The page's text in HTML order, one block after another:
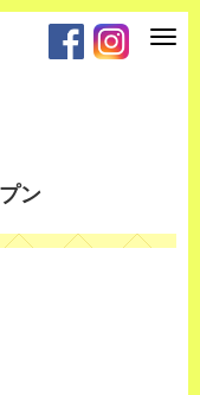
T
t
i
ン